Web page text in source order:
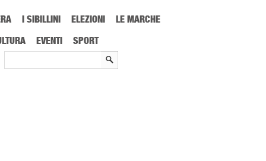
I SIBILLINI ELEZIONI
LE MARCHE
EVENTI SPORT